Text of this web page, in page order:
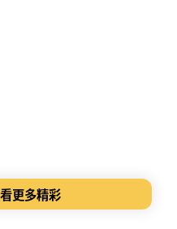
更多精彩